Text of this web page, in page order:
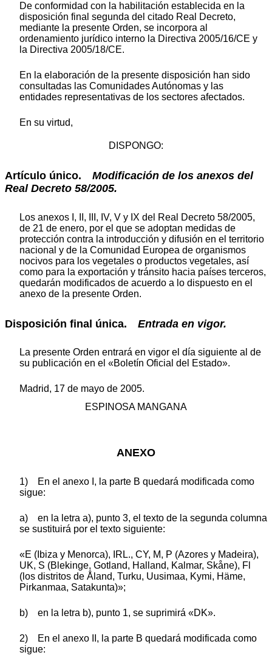
De conformidad con la habilitación establecida en la
disposición final segunda del citado Real Decreto,
mediante la presente Orden, se incorpora al
ordenamiento jurídico interno la Directiva 2005/16/CE y
la Directiva 2005/18/CE.
En la elaboración de la presente disposición han sido
consultadas las Comunidades Autónomas y las
entidades representativas de los sectores afectados.
En su virtud,
DISPONGO:
Artículo único. Modificación de los anexos del
Real Decreto 58/2005.
Los anexos I, II, III, IV, V y IX del Real Decreto 58/2005,
de 21 de enero, por el que se adoptan medidas de
protección contra la introducción y difusión en el territorio
nacional y de la Comunidad Europea de organismos
nocivos para los vegetales o productos vegetales, así
como para la exportación y tránsito hacia países terceros,
quedarán modificados de acuerdo a lo dispuesto en el
anexo de la presente Orden.
Disposición final única. Entrada en vigor.
La presente Orden entrará en vigor el día siguiente al de
su publicación en el «Boletín Oficial del Estado».
Madrid, 17 de mayo de 2005.
ESPINOSA MANGANA
ANEXO
1) En el anexo I, la parte B quedará modificada como
sigue:
a) en la letra a), punto 3, el texto de la segunda columna
se sustituirá por el texto siguiente:
«E (Ibiza y Menorca), IRL., CY, M, P (Azores y Madeira),
UK, S (Blekinge, Gotland, Halland, Kalmar, Skåne), Fl
(los distritos de Åland, Turku, Uusimaa, Kymi, Häme,
Pirkanmaa, Satakunta)»;
b) en la letra b), punto 1, se suprimirá «DK».
2) En el anexo II, la parte B quedará modificada como
sigue: